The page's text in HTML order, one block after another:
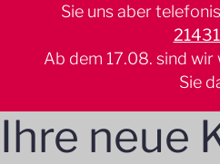
Sie uns aber
Ab dem 17.08. sind
Sie
Ihre neue